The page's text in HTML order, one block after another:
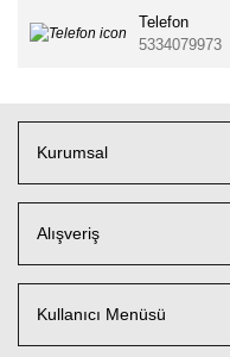
Telefon
5334079973
Kurumsal
Alışveriş
Kullanıcı Menüsü